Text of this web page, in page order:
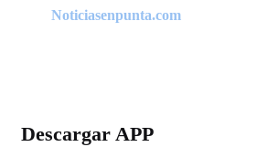
Noticiasenpunta.com
Descargar APP